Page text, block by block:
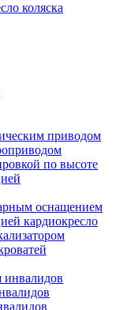
коляска
приводом
по высоте
оснащением
кардиокресло
инвалидов